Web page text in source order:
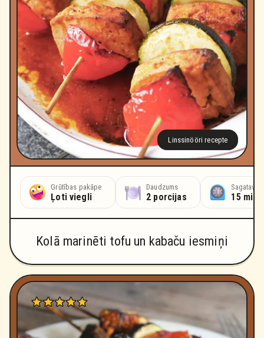
Linssinööri recepte
Grūtības pakāpe
Ļoti viegli
Daudzums
2 porcijas 15
Kolā marinēti tofu un kabaču iesmiņi